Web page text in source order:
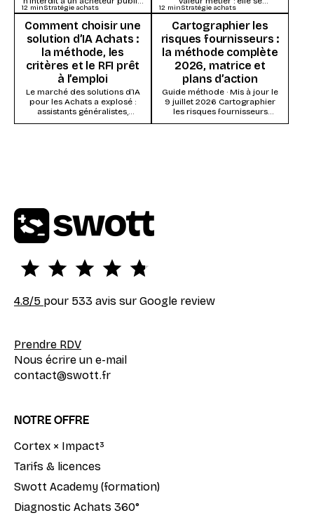
d’utiliser l’intelligence
artificielle. Ce qui s’impose,
ce...
démontre vite. Ils s’enlisent
dans la...
12 minStratégie achats
Comment choisir une
solution d’IA Achats :
la méthode, les
critères et le RFI prêt
à l’emploi
Le marché des solutions d’IA
pour les Achats a explosé :
assistants généralistes,
modules IA des suites Source-
12 minStratégie achats
Cartographier les
risques fournisseurs :
la méthode complète
2026, matrice et
plans d’action
Guide méthode · Mis à jour le
9 juillet 2026 Cartographier
les risques fournisseurs
consiste à évaluer chaque
4.8/5 pour 533 avis sur Google review
Prendre RDV
Nous écrire un e-mail
contact@swott.fr
NOTRE OFFRE
Cortex × Impact³
Tarifs & licences
Swott Academy (formation)
Diagnostic Achats 360°